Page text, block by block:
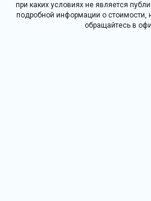
при каких условиях не является
подробной информации о стоимости,
обращайтесь в